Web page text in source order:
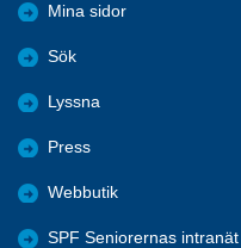
Mina sidor
Sök
Lyssna
Press
Webbutik
SPF Seniorernas intranät